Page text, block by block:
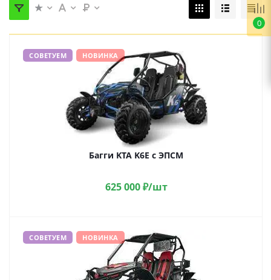
СОВЕТУЕМ НОВИНКА
Багги KTA K6E с ЭПСМ
625 000₽/шт
СОВЕТУЕМ НОВИНКА
0